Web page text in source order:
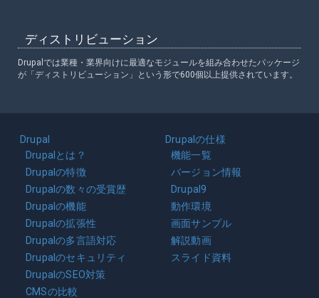
ディストリビューション
Drupalでは業種・業界向けに最適なモジュールを組み合わせたパッケージ
が「ディストリビューション」という形で600個以上提供されています。
navigation
Drupal
Drupalとは？
Drupalの特徴
Drupalの数々の受賞歴
Drupalの機能
Drupalの拡張性
Drupalの多言語対応
Drupalのセキュリティ
DrupalのSEO対策
CMSの比較
Drupalの仕様
機能一覧
バージョン情報
Drupal9
動作環境
画面サンプル
解説動画
スライド資料